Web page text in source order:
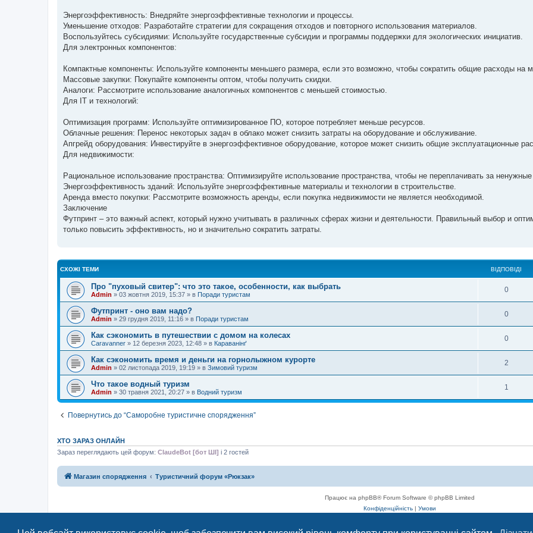
Энергоэффективность: Внедряйте энергоэффективные технологии и процессы.
Уменьшение отходов: Разработайте стратегии для сокращения отходов и повторного использования материалов.
Воспользуйтесь субсидиями: Используйте государственные субсидии и программы поддержки для экологических инициатив.
Для электронных компонентов:
Компактные компоненты: Используйте компоненты меньшего размера, если это возможно, чтобы сократить общие расходы на
Массовые закупки: Покупайте компоненты оптом, чтобы получить скидки.
Аналоги: Рассмотрите использование аналогичных компонентов с меньшей стоимостью.
Для IT и технологий:
Оптимизация программ: Используйте оптимизированное ПО, которое потребляет меньше ресурсов.
Облачные решения: Перенос некоторых задач в облако может снизить затраты на оборудование и обслуживание.
Апгрейд оборудования: Инвестируйте в энергоэффективное оборудование, которое может снизить общие эксплуатационные
Для недвижимости:
Рациональное использование пространства: Оптимизируйте использование пространства, чтобы не переплачивать за
Энергоэффективность зданий: Используйте энергоэффективные материалы и технологии в строительстве.
Аренда вместо покупки: Рассмотрите возможность аренды, если покупка недвижимости не является необходимой.
Заключение
Футпринт – это важный аспект, который нужно учитывать в различных сферах жизни и деятельности. Правильный выбор и
только повысить эффективность, но и значительно сократить затраты.
СХОЖІ ТЕМИ ВІДПОВІДІ
Про "пуховый свитер": что это такое, особенности, как выбрать
Admin » 03 жовтня 2019, 15:37 » в Поради туристам
0
Футпринт - оно вам надо?
Admin » 29 грудня 2019, 11:16 » в Поради туристам
0
Как сэкономить в путешествии с домом на колесах
Caravanner » 12 березня 2023, 12:48 » в Караванінґ
0
Как сэкономить время и деньги на горнолыжном курорте
Admin » 02 листопада 2019, 19:19 » в Зимовий туризм
2
Что такое водный туризм
Admin » 30 травня 2021, 20:27 » в Водний туризм
1
Повернутись до “Саморобне туристичне спорядження”
ХТО ЗАРАЗ ОНЛАЙН
Зараз переглядають цей форум: ClaudeBot [бот ШІ] і 2 гостей
Магазин спорядження Туристичний форум «Рюкзак»
Працює на phpBB® Forum Software © phpBB Limited
Конфіденційність | Умови